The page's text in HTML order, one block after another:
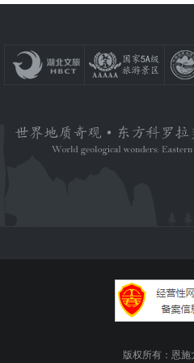
版权所有：恩施